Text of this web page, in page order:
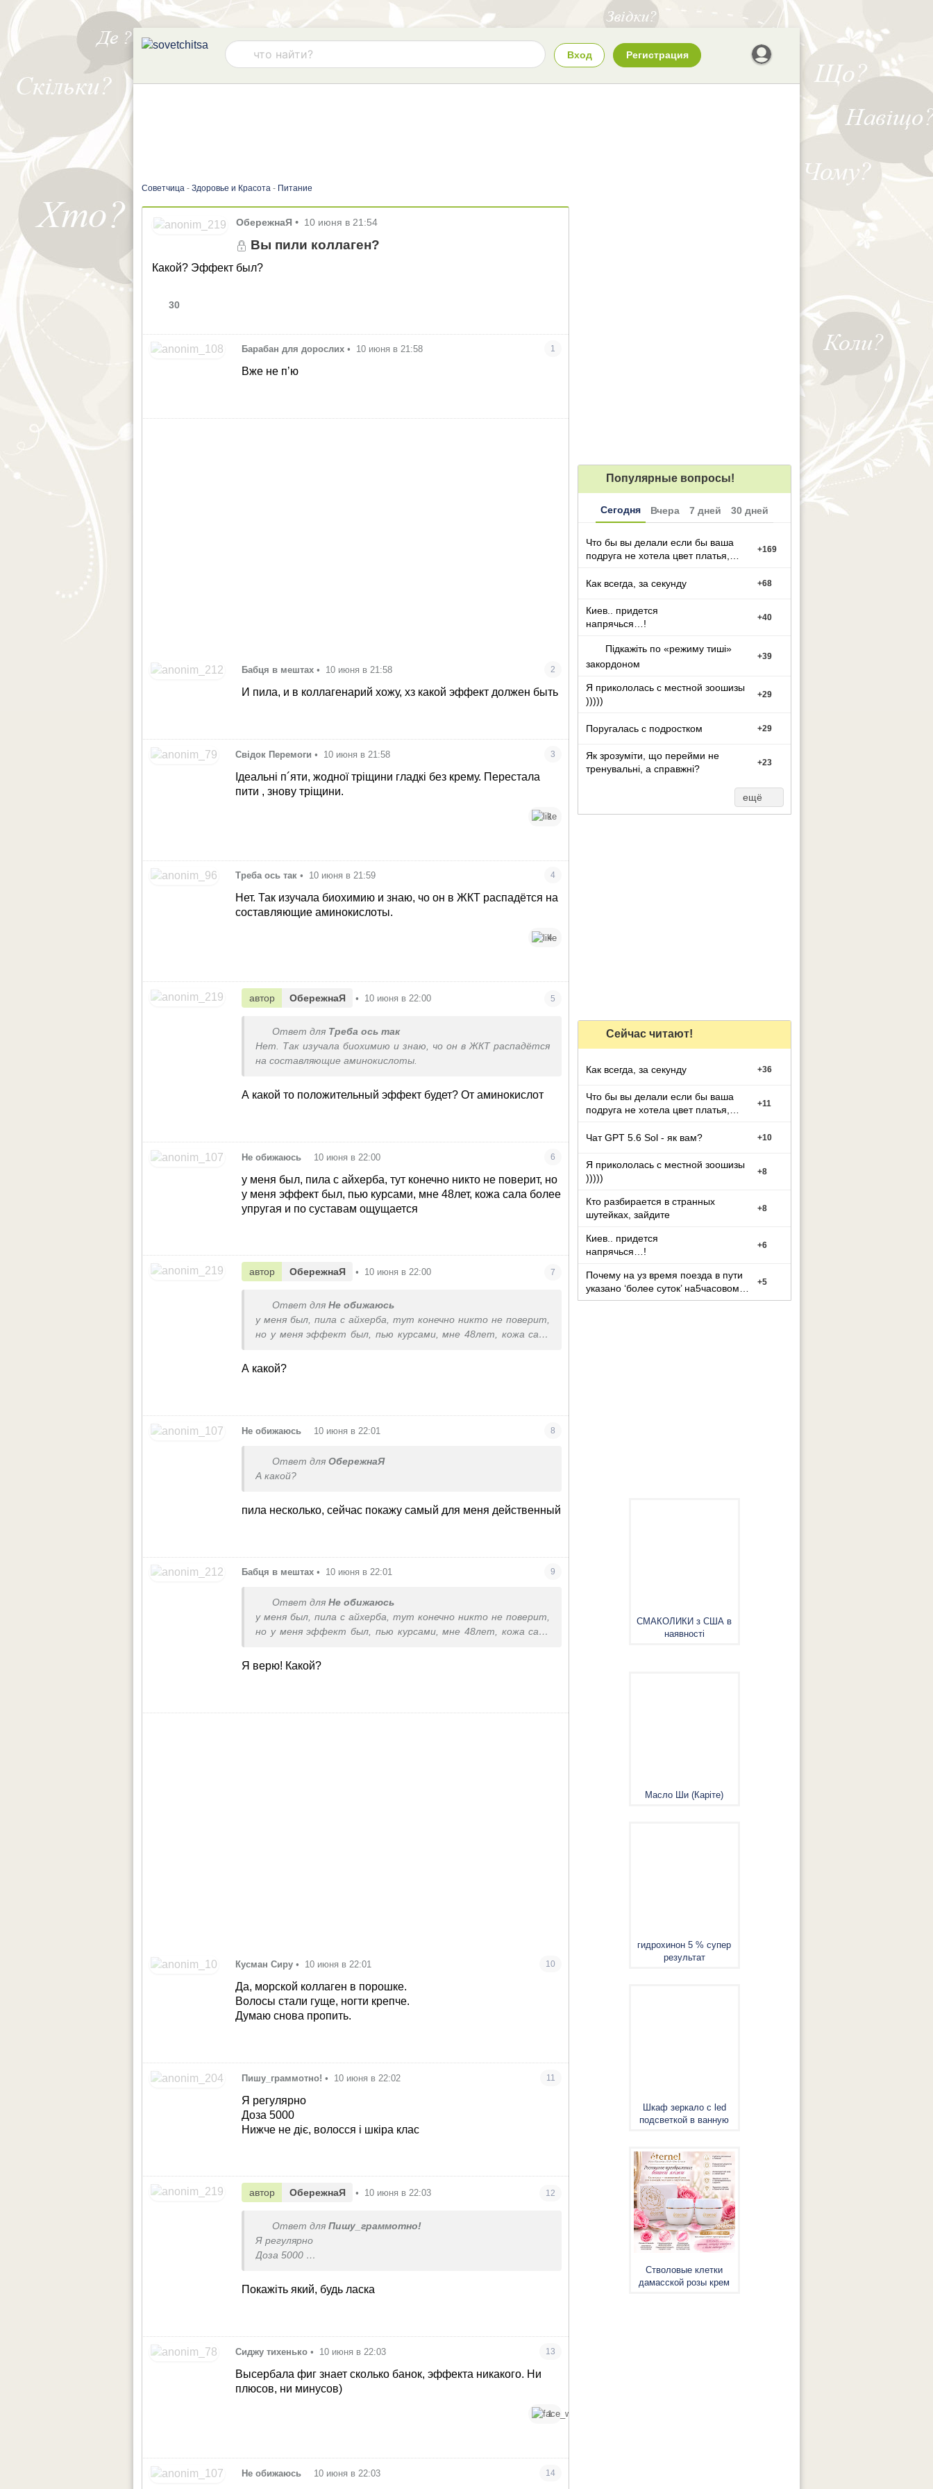
Вход Регистрация
Советчица - Здоровье и Красота - Питание
ОбережнаЯ • 10 июня в 21:54
Вы пили коллаген?
Какой? Эффект был?
30
Барабан для дорослих • 10 июня в 21:58 1
Вже не пʼю
Бабця в мештах • 10 июня в 21:58 2
И пила, и в коллагенарий хожу, хз какой эффект должен быть
Свідок Перемоги • 10 июня в 21:58 3
Ідеальні п´яти, жодної тріщини гладкі без крему. Перестала
пити , знову тріщини.
1
Треба ось так • 10 июня в 21:59 4
Нет. Так изучала биохимию и знаю, чо он в ЖКТ распадётся на
составляющие аминокислоты.
4
автор ОбережнаЯ • 10 июня в 22:00 5
Ответ для Треба ось так
Нет. Так изучала биохимию и знаю, чо он в ЖКТ распадётся
на составляющие аминокислоты.
А какой то положительный эффект будет? От аминокислот
Не обижаюсь 10 июня в 22:00 6
у меня был, пила с айхерба, тут конечно никто не поверит, но
у меня эффект был, пью курсами, мне 48лет, кожа сала более
упругая и по суставам ощущается
автор ОбережнаЯ • 10 июня в 22:00 7
Ответ для Не обижаюсь
у меня был, пила с айхерба, тут конечно никто не поверит,
но у меня эффект был, пью курсами, мне 48лет, кожа сала
А какой?
Не обижаюсь 10 июня в 22:01 8
Ответ для ОбережнаЯ
А какой?
пила несколько, сейчас покажу самый для меня действенный
Бабця в мештах • 10 июня в 22:01 9
Ответ для Не обижаюсь
у меня был, пила с айхерба, тут конечно никто не поверит,
но у меня эффект был, пью курсами, мне 48лет, кожа сала
Я верю! Какой?
Кусман Сиру • 10 июня в 22:01 10
Да, морской коллаген в порошке.
Волосы стали гуще, ногти крепче.
Думаю снова пропить.
Пишу_граммотно! • 10 июня в 22:02 11
Я регулярно
Доза 5000
Нижче не діє, волосся і шкіра клас
автор ОбережнаЯ • 10 июня в 22:03 12
Ответ для Пишу_граммотно!
Я регулярно
Доза 5000
Покажіть який, будь ласка
Сиджу тихенько • 10 июня в 22:03 13
Высербала фиг знает сколько банок, эффекта никакого. Ни
плюсов, ни минусов)
1
Не обижаюсь 10 июня в 22:03 14
Популярные вопросы!
Сегодня Вчера 7 дней 30 дней
Что бы вы делали если бы ваша
подруга не хотела цвет платья,
+169
Как всегда, за секунду +68
Киев.. придется
напрячься…!
+40
Підкажіть по «режиму тиші»
закордоном
+39
Я прикололась с местной зоошизы
)))))
+29
Поругалась с подростком +29
Як зрозуміти, що перейми не
тренувальні, а справжні?
+23
ещё
Сейчас читают!
Как всегда, за секунду +36
Что бы вы делали если бы ваша
подруга не хотела цвет платья,
+11
Чат GPT 5.6 Sol - як вам? +10
Я прикололась с местной зоошизы
)))))
+8
Кто разбирается в странных
шутейках, зайдите
+8
Киев.. придется
напрячься…!
+6
Почему на уз время поезда в пути
указано ‘более суток’ на5часовом
промежутке
+5
СМАКОЛИКИ з США в
наявності
Масло Ши (Каріте)
гидрохинон 5 % супер
результат
Шкаф зеркало с led
подсветкой в ванную
Стволовые клетки
дамасской розы крем